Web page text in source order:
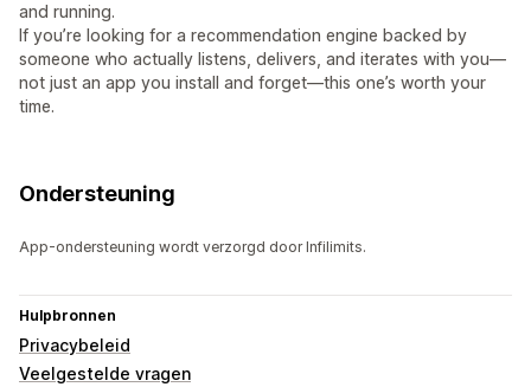
and running.
If you’re looking for a recommendation engine backed by
someone who actually listens, delivers, and iterates with you—
not just an app you install and forget—this one’s worth your
time.
Ondersteuning
App-ondersteuning wordt verzorgd door Infilimits.
Hulpbronnen
Privacybeleid
Veelgestelde vragen